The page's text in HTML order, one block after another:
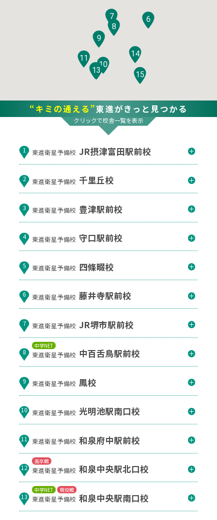
6
7
8
9
10
11
12
13
14
15
“キミの通える”東進がきっと見つかる
クリックで校舎一覧を表示
1 東進衛星予備校 JR摂津富田駅前校
2 東進衛星予備校 千里丘校
3 東進衛星予備校 豊津駅前校
4 東進衛星予備校 守口駅前校
5 東進衛星予備校 四條畷校
6 東進衛星予備校 藤井寺駅前校
7 東進衛星予備校 JR堺市駅前校
中学NET
8 東進衛星予備校 中百舌鳥駅前校
9 東進衛星予備校 鳳校
10 東進衛星予備校 光明池駅南口校
11 東進衛星予備校 和泉府中駅前校
高卒館
12 東進衛星予備校 和泉中央駅北口校
中学NET 現役館
13 東進衛星予備校 和泉中央駅南口校